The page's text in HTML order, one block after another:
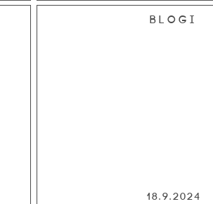
Blogi
18.9.2024